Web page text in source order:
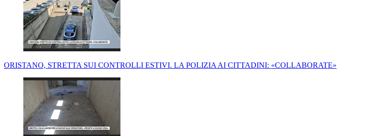
ORISTANO, STRETTA SUI CONTROLLI ESTIVI. LA POLIZIA AI CITTADINI: «COLLABORATE»